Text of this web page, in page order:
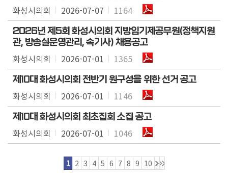
화성시의회 2026-07-07 1164
2026년 제5회 화성시의회 지방임기제공무원(정책지원
관, 방송실운영관리, 속기사) 채용공고
화성시의회 2026-07-01 1365
제10대 화성시의회 전반기 원구성을 위한 선거 공고
화성시의회 2026-07-01 1146
제10대 화성시의회 최초집회 소집 공고
화성시의회 2026-07-01 1046
1 2 3 4 5 6 7 8 9 10